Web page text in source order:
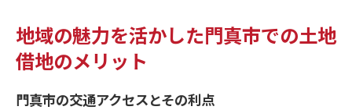
地域の魅力を活かした門真市での土地
借地のメリット
門真市の交通アクセスとその利点